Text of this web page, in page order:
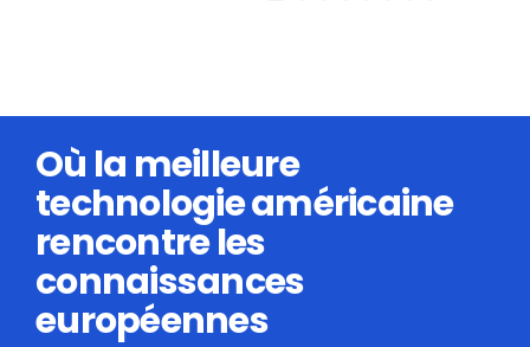
Où la meilleure
technologie américaine
rencontre les
connaissances
européennes